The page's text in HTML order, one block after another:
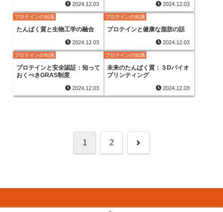
2024.12.03 2024.12.03
プロテインの知識
たんぱく質と生物工学の融合
2024.12.03
プロテインの知識
プロテインと健康な脂肪の話
2024.12.03
プロテインの知識
プロテインと安全認証：知って
おくべきGRAS制度
2024.12.03
プロテインの知識
未来のたんぱく質：３Dバイオ
プリンティング
2024.12.03
1 2 次